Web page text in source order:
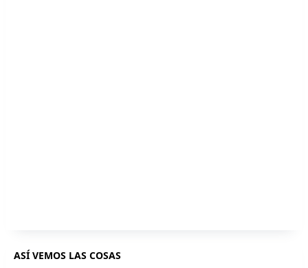
ASÍ VEMOS LAS COSAS